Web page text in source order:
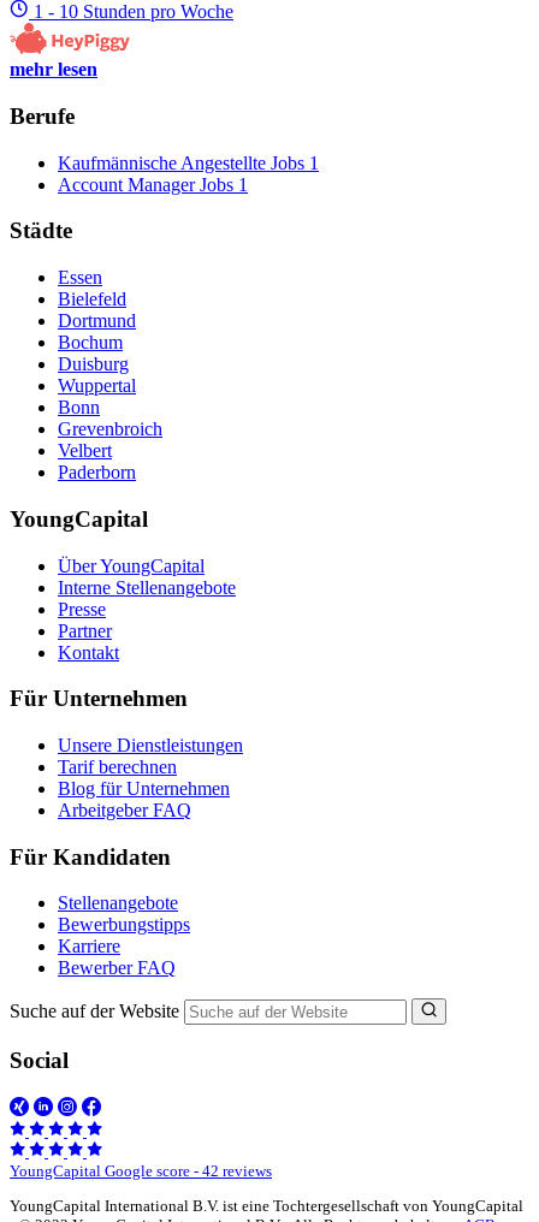
1 - 10 Stunden pro Woche
mehr lesen
Berufe
Kaufmännische Angestellte Jobs 1
Account Manager Jobs 1
Städte
Essen
Bielefeld
Dortmund
Bochum
Duisburg
Wuppertal
Bonn
Grevenbroich
Velbert
Paderborn
YoungCapital
Über YoungCapital
Interne Stellenangebote
Presse
Partner
Kontakt
Für Unternehmen
Unsere Dienstleistungen
Tarif berechnen
Blog für Unternehmen
Arbeitgeber FAQ
Für Kandidaten
Stellenangebote
Bewerbungstipps
Karriere
Bewerber FAQ
Suche auf der Website
Social
YoungCapital Google score - 42 reviews
YoungCapital International B.V. ist eine Tochtergesellschaft von YoungCapital